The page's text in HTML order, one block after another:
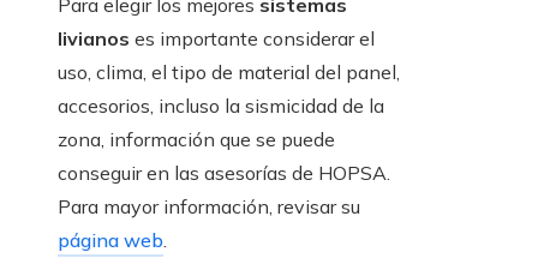
livianos es importante considerar el
uso, clima, el tipo de material del panel,
accesorios, incluso la sismicidad de la
zona, información que se puede
conseguir en las asesorías de HOPSA.
Para mayor información, revisar su
página web